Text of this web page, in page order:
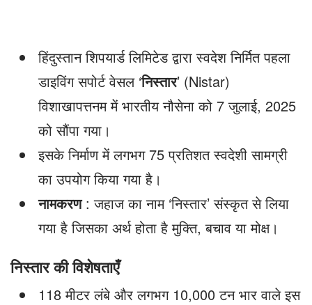
हिंदुस्तान शिपयार्ड लिमिटेड द्वारा स्वदेश निर्मित पहला
डाइविंग सपोर्ट वेसल ‘निस्तार’ (Nistar)
विशाखापत्तनम में भारतीय नौसेना को 7 जुलाई, 2025
को सौंपा गया।
इसके निर्माण में लगभग 75 प्रतिशत स्वदेशी सामग्री
का उपयोग किया गया है।
नामकरण: जहाज का नाम ‘निस्तार’ संस्कृत से लिया
गया है जिसका अर्थ होता है मुक्ति, बचाव या मोक्ष।
निस्तार की विशेषताएँ
118 मीटर लंबे और लगभग 10,000 टन भार वाले इस